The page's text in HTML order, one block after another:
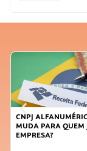
CNPJ
MUDA PARA QUEM
EMPRESA?